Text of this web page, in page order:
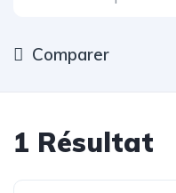
Comparer
1 Résultat